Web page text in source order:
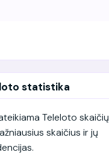
statistika
Teleloto skaičių
skaičius ir jų